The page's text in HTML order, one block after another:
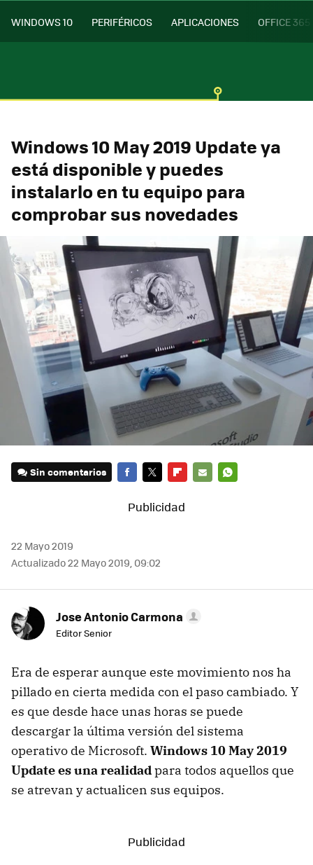
WINDOWS 10 PERIFÉRICOS APLICACIONES OFFICE 365
Windows 10 May 2019 Update ya
está disponible y puedes
instalarlo en tu equipo para
comprobar sus novedades
Sin comentarios
22 Mayo 2019
Actualizado 22 Mayo 2019, 09:02
Jose Antonio Carmona
Editor Senior
Era de esperar aunque este movimiento nos ha
pillado en cierta medida con el paso cambiado. Y
es que desde hace unas horas se puede
descargar la última versión del sistema
operativo de Microsoft. Windows 10 May 2019
Update es una realidadpara todos aquellos que
se atrevan y actualicen sus equipos.